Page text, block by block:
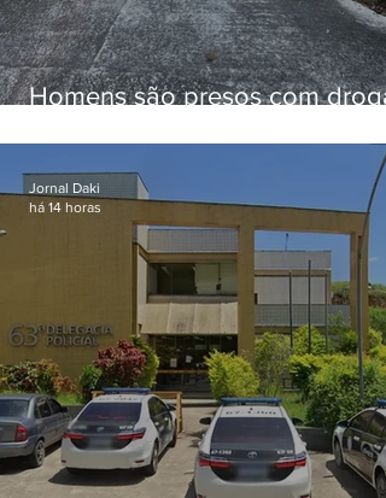
Homens são presos com
Jornal Daki
há 14 horas